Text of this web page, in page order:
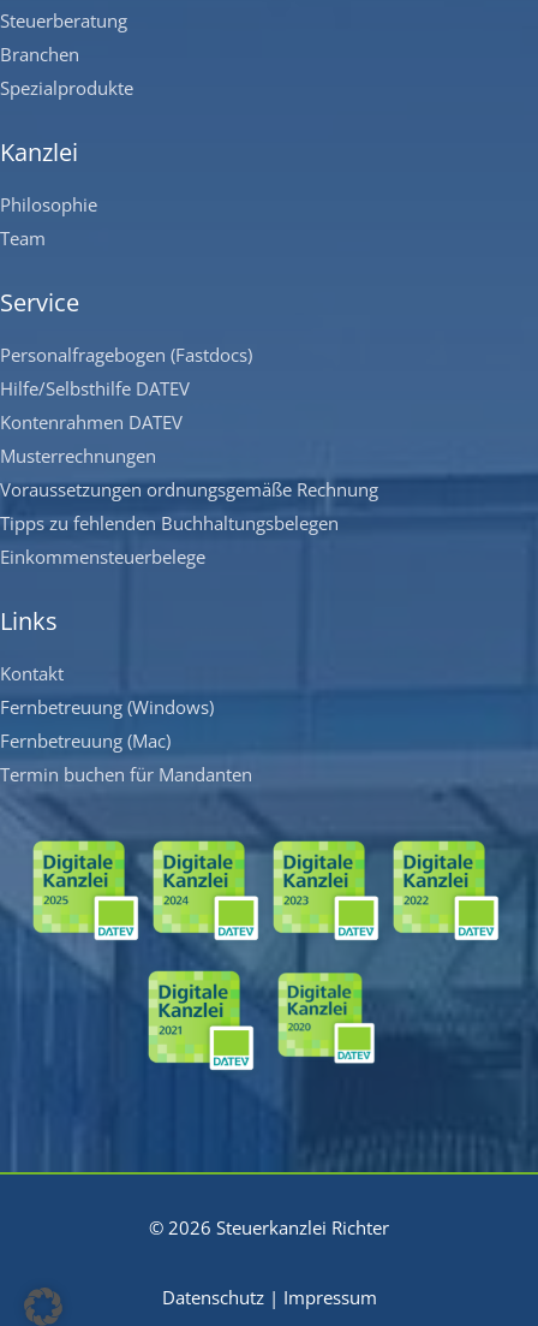
Steuerberatung
Branchen
Spezialprodukte
Kanzlei
Philosophie
Team
Service
Personalfragebogen (Fastdocs)
Hilfe/Selbsthilfe DATEV
Kontenrahmen DATEV
Musterrechnungen
Voraussetzungen ordnungsgemäße Rechnung
Tipps zu fehlenden Buchhaltungsbelegen
Einkommensteuerbelege
Links
Kontakt
Fernbetreuung (Windows)
Fernbetreuung (Mac)
Termin buchen für Mandanten
© 2026 Steuerkanzlei Richter
Datenschutz| Impressum